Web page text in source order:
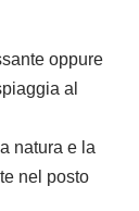
oppure
al
natura e la
nel posto